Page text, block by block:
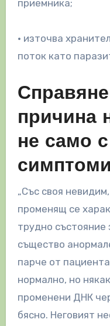
приемника;
• източва
поток като
причина
не само
симптоми
„Със своя
променящ се
трудно състояние
същество
парче от
нормално, но
променени ДНК
бясно. Неговият